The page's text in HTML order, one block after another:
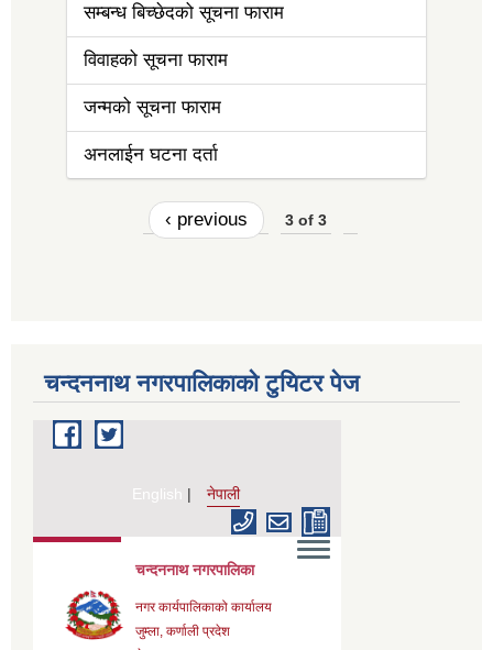
सम्बन्ध बिच्छेदको सूचना फाराम
विवाहको सूचना फाराम
जन्मको सूचना फाराम
अनलाईन घटना दर्ता
‹ previous 3 of 3
चन्दननाथ नगरपालिकाको टुयिटर पेज